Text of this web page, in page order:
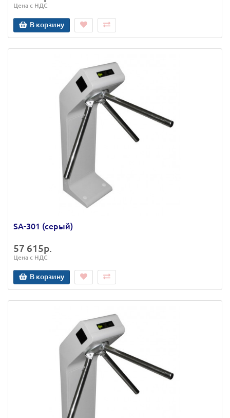
Цена с НДС
В корзину
SA-301 (серый)
57 615р.
Цена с НДС
В корзину